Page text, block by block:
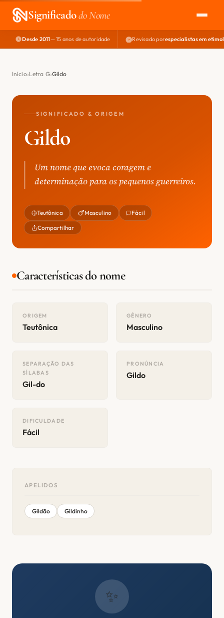
Significadodo Nome
EXPLORAR
NOME PERFEITO
Desde 2011— 15 anos de autoridade Revisado porespecialistas em
Início Letra G Gildo
SIGNIFICADO & ORIGEM
Gildo
Um nome que evoca coragem e
determinação para os pequenos guerreiros.
Teutônica Masculino Fácil
Compartilhar
Características do nome
ORIGEM
Teutônica
GÊNERO
Masculino
SEPARAÇÃO DAS
SÍLABAS
Gil-do
PRONÚNCIA
Gildo
DIFICULDADE
Fácil
APELIDOS
Gildão Gildinho
✨